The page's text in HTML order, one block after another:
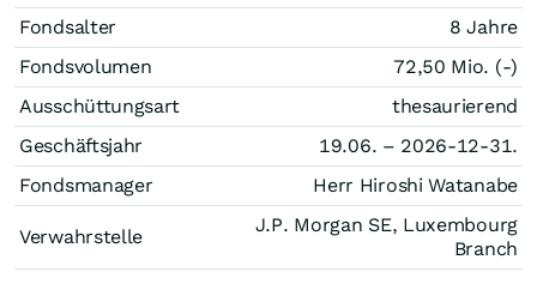
Fondsalter
8 Jahre
Fondsvolumen
72,50 Mio. (-)
Ausschüttungsart
thesaurierend
Geschäftsjahr
19.06. – 2026-12-31.
Fondsmanager
Herr Hiroshi Watanabe
Verwahrstelle
J.P. Morgan SE, Luxembourg
Branch